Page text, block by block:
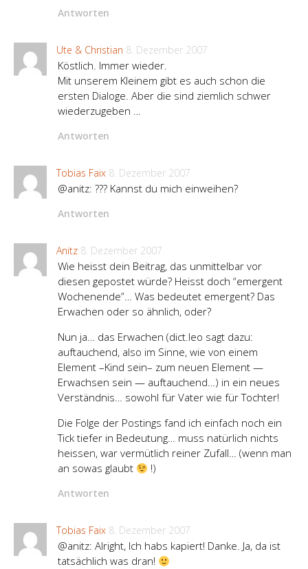
Antworten
Ute & Christian 8. Dezember 2007
Köstlich. Immer wieder.
Mit unserem Kleinem gibt es auch schon die
ersten Dialoge. Aber die sind ziemlich schwer
wiederzugeben …
Antworten
Tobias Faix 8. Dezember 2007
@anitz: ??? Kannst du mich einweihen?
Antworten
Anitz 8. Dezember 2007
Wie heisst dein Beitrag, das unmittelbar vor
diesen gepostet würde? Heisst doch “emergent
Wochenende”… Was bedeutet emergent? Das
Erwachen oder so ähnlich, oder?
Nun ja… das Erwachen (dict.leo sagt dazu:
auftauchend, also im Sinne, wie von einem
Element –Kind sein– zum neuen Element —
Erwachsen sein — auftauchend…) in ein neues
Verständnis… sowohl für Vater wie für Tochter!
Die Folge der Postings fand ich einfach noch ein
Tick tiefer in Bedeutung… muss natürlich nichts
heissen, war vermütlich reiner Zufall… (wenn man
an sowas glaubt
!)
Antworten
Tobias Faix 8. Dezember 2007
@anitz: Alright, Ich habs kapiert! Danke. Ja, da ist
tatsächlich was dran!